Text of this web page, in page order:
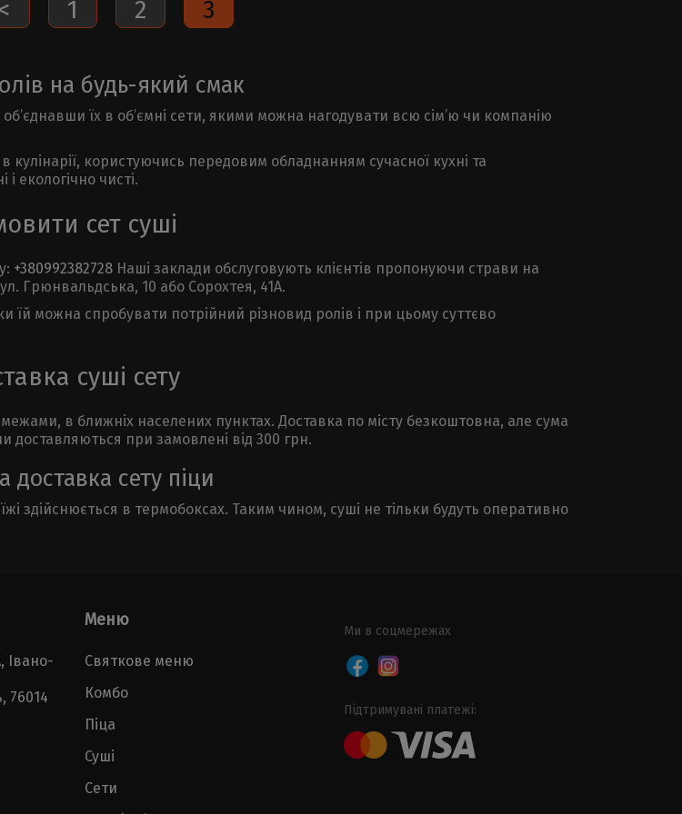
< 1 2 3
на будь-який смак
їх в об’ємні сети, якими можна нагодувати всю сім’ю чи компанію
користуючись передовим обладнанням сучасної кухні та
екологічно чисті.
сет суші
+380992382728 Наші заклади обслуговують клієнтів пропонуючи страви на
Грюнвальдська, 10 або Сорохтея, 41А.
їй можна спробувати потрійний різновид ролів і при цьому суттєво
суші сету
в ближніх населених пунктах. Доставка по місту безкоштовна, але сума
доставляються при замовлені від 300 грн.
доставка сету піци
здійснюється в термобоксах. Таким чином, суші не тільки будуть оперативно
Івано-
76014
Меню
Святкове меню
Комбо
Піца
Суші
Сети
Ми в соцмережах
Підтримувані платежі: